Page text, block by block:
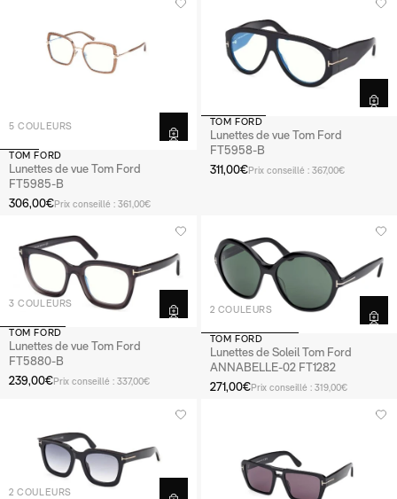
5 COULEURS
TOM FORD
Lunettes de vue Tom Ford
FT5985-B
306,00€Prix conseillé : 361,00€
TOM FORD
Lunettes de vue Tom Ford
FT5958-B
311,00€Prix conseillé : 367,00€
3 COULEURS
TOM FORD
Lunettes de vue Tom Ford
FT5880-B
239,00€Prix conseillé : 337,00€
2 COULEURS
TOM FORD
Lunettes de Soleil Tom Ford
ANNABELLE-02 FT1282
271,00€Prix conseillé : 319,00€
2 COULEURS